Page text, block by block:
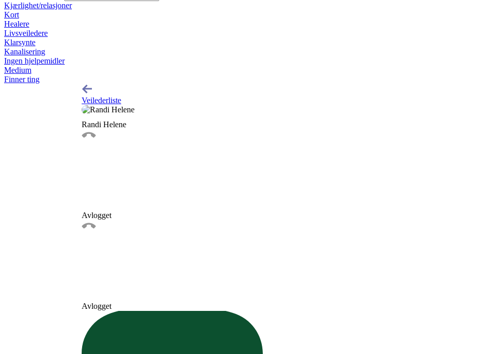
Kjærlighet/relasjoner
Kort
Healere
Livsveiledere
Klarsynte
Kanalisering
Ingen hjelpemidler
Medium
Finner ting
Veilederliste
Randi Helene
Avlogget
Avlogget